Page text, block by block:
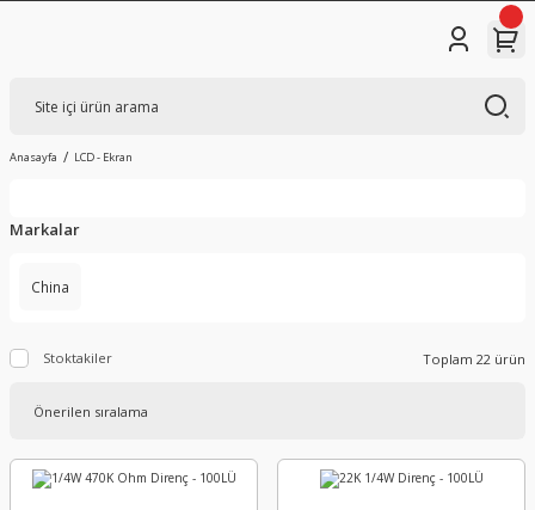
Anasayfa LCD - Ekran
Markalar
China
Stoktakiler Toplam 22 ürün